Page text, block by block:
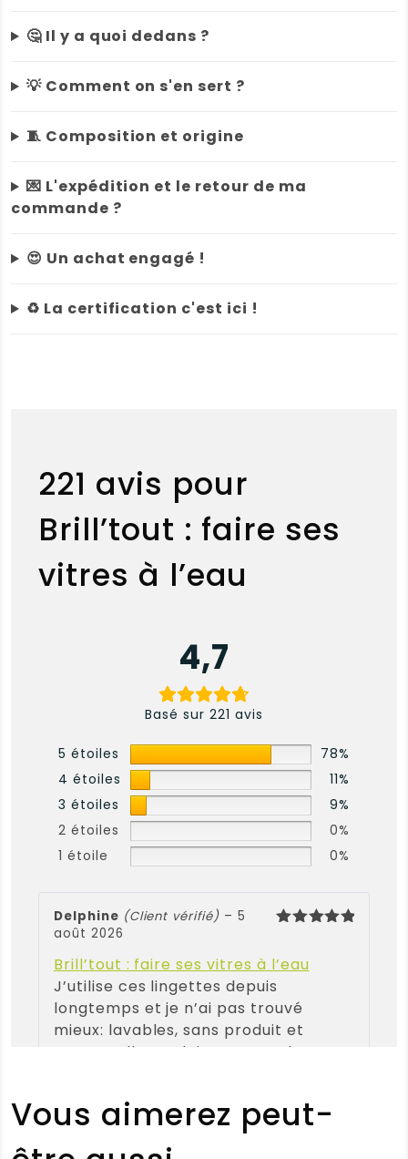
49,80 €.
vitres
l’eau
🤔 Il y a quoi dedans ?
💡 Comment on s'en sert ?
🧵 Composition et origine
💌 L'expédition et le retour de ma
commande ?
😍 Un achat engagé !
♻️ La certification c'est ici !
221 avis pour
Brill’tout : faire ses
vitres à l’eau
4,7
Basé sur 221 avis
5 étoiles
78%
4 étoiles
11%
3 étoiles
9%
2 étoiles
0%
1 étoile
0%
Delphine (Client vérifié) – 5
août 2026
Brill’tout : faire ses vitres à l’eau
J’utilise ces lingettes depuis
longtemps et je n’ai pas trouvé
mieux: lavables, sans produit et
surtout elles ne laissent pas de trace
Note :
5 / 5
Vous aimerez peut-